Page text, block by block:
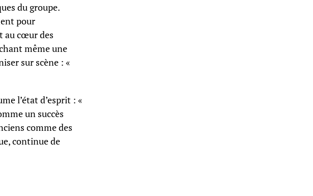
du groupe.
pour
au cœur des
même une
sur scène : «
l’état d’esprit : «
un succès
comme des
continue de